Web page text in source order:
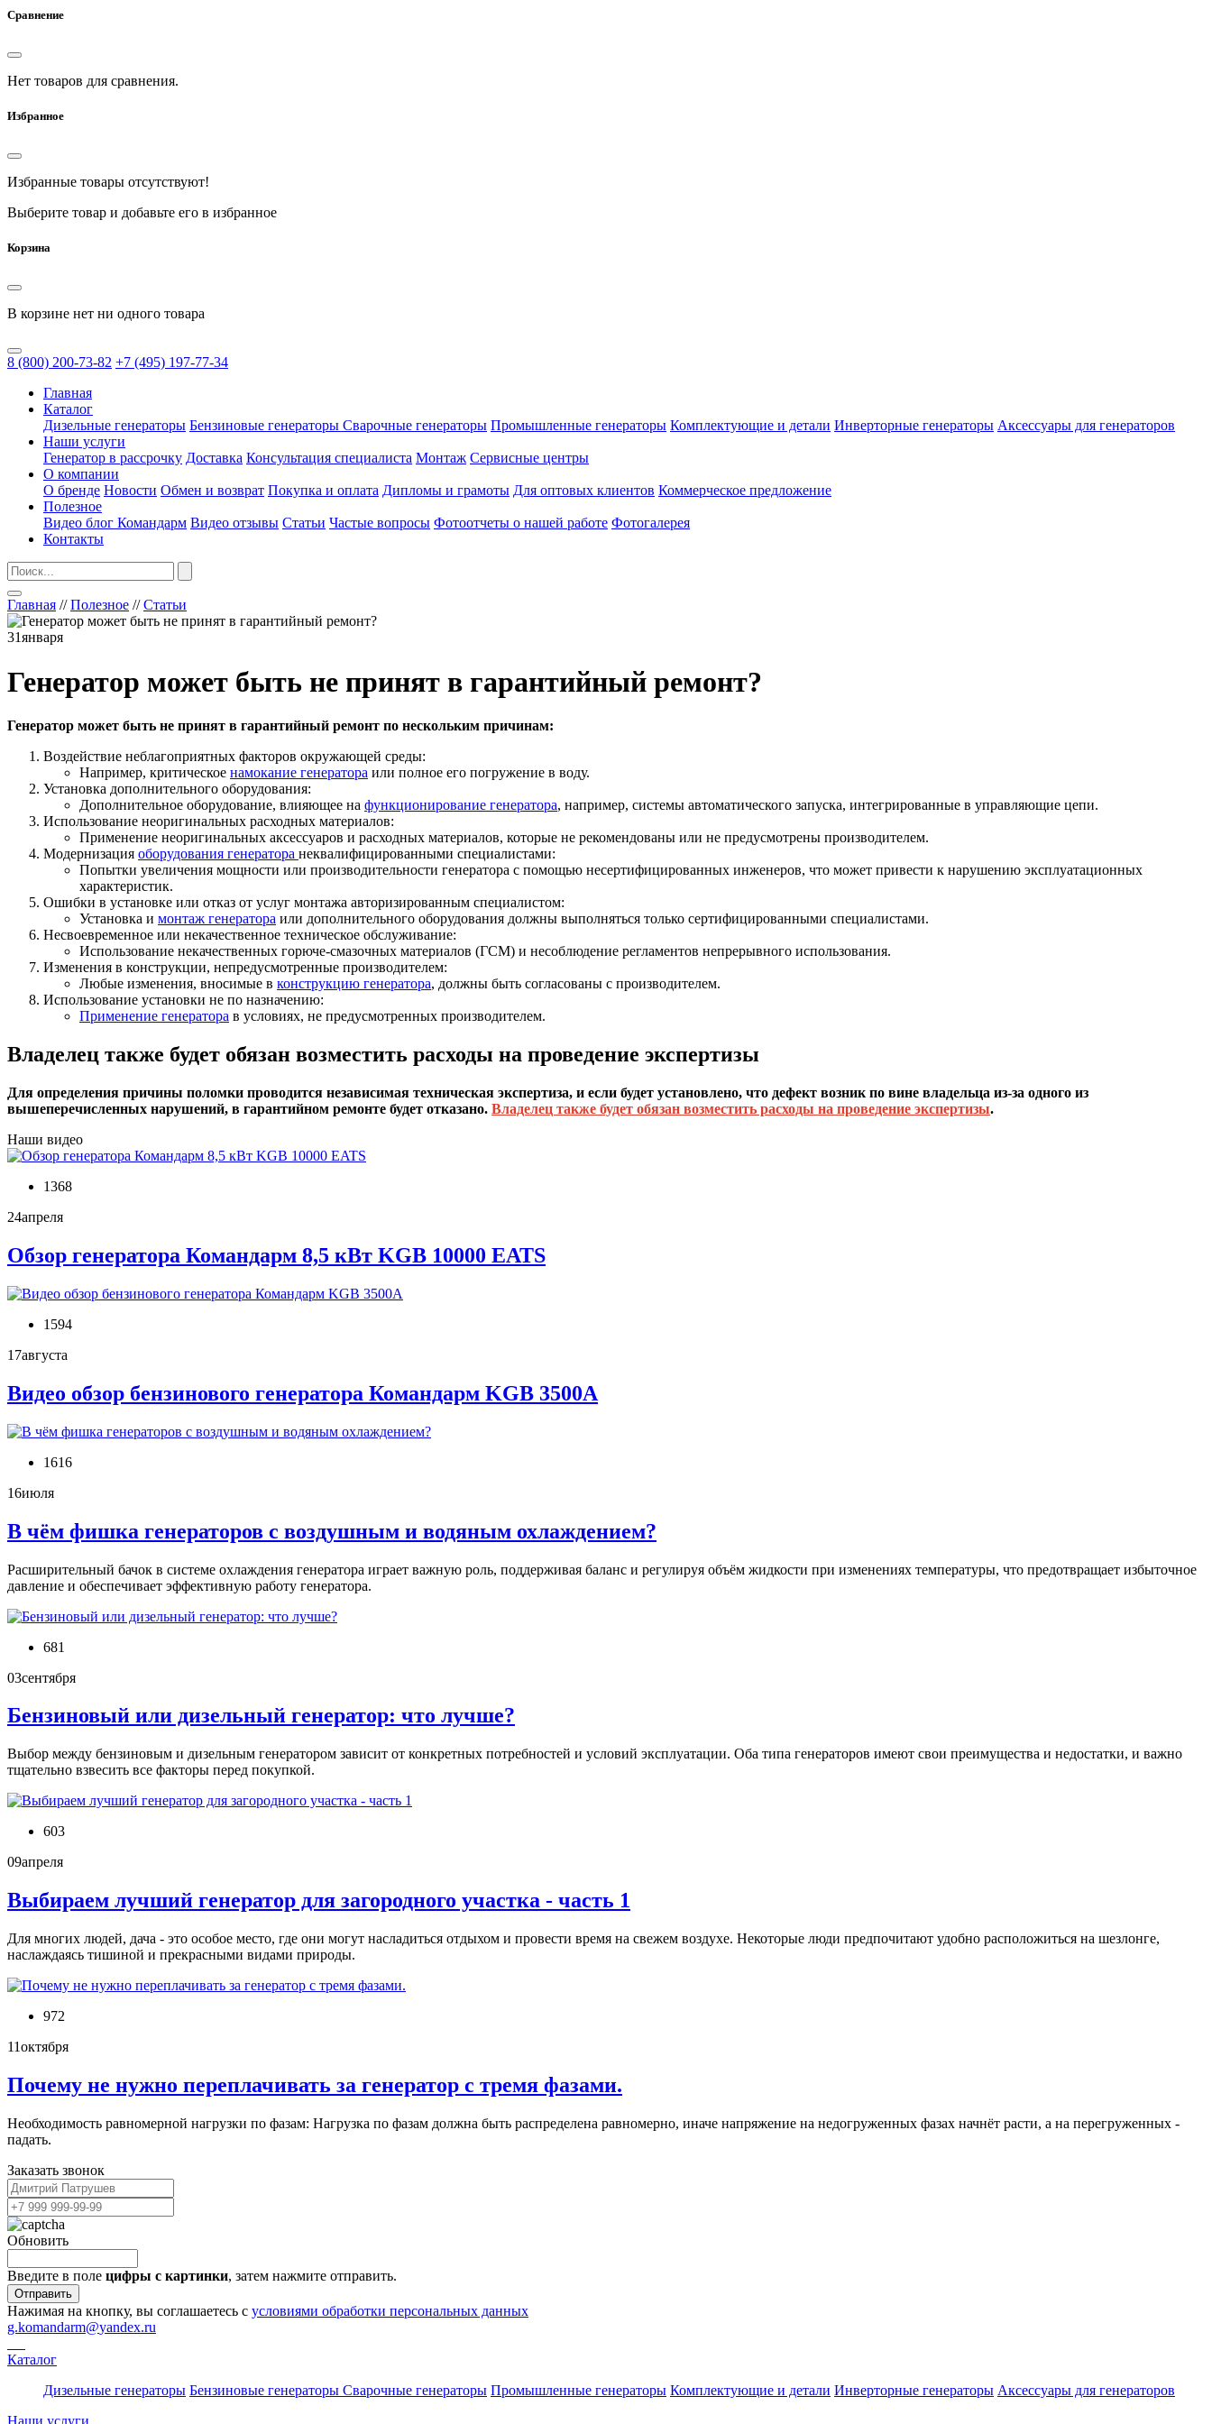
Сравнение
Нет товаров для сравнения.
Избранное
Избранные товары отсутствуют!
Выберите товар и добавьте его в избранное
Корзина
В корзине нет ни одного товара
8 (800) 200-73-82 +7 (495) 197-77-34
Главная
Каталог
Дизельные генераторы Бензиновые генераторы Сварочные генераторы Промышленные генераторы Комплектующие и детали Инверторные генераторы Аксессуары для генераторов
Наши услуги
Генератор в рассрочку Доставка Консультация специалиста Монтаж Сервисные центры
О компании
О бренде Новости Обмен и возврат Покупка и оплата Дипломы и грамоты Для оптовых клиентов Коммерческое предложение
Полезное
Видео блог Командарм Видео отзывы Статьи Частые вопросы Фотоотчеты о нашей работе Фотогалерея
Контакты
Главная //Полезное //Статьи
31января
Генератор может быть не принят в гарантийный ремонт?
Генератор может быть не принят в гарантийный ремонт по нескольким причинам:
Воздействие неблагоприятных факторов окружающей среды:
Например, критическое намокание генератора или полное его погружение в воду.
Установка дополнительного оборудования:
Дополнительное оборудование, влияющее на функционирование генератора, например, системы автоматического запуска, интегрированные в управляющие цепи.
Использование неоригинальных расходных материалов:
Применение неоригинальных аксессуаров и расходных материалов, которые не рекомендованы или не предусмотрены производителем.
Модернизация оборудования генератора неквалифицированными специалистами:
Попытки увеличения мощности или производительности генератора с помощью несертифицированных инженеров, что может привести к нарушению эксплуатационных
характеристик.
Ошибки в установке или отказ от услуг монтажа авторизированным специалистом:
Установка и монтаж генератора или дополнительного оборудования должны выполняться только сертифицированными специалистами.
Несвоевременное или некачественное техническое обслуживание:
Использование некачественных горюче-смазочных материалов (ГСМ) и несоблюдение регламентов непрерывного использования.
Изменения в конструкции, непредусмотренные производителем:
Любые изменения, вносимые в конструкцию генератора, должны быть согласованы с производителем.
Использование установки не по назначению:
Применение генератора в условиях, не предусмотренных производителем.
Владелец также будет обязан возместить расходы на проведение экспертизы
Для определения причины поломки проводится независимая техническая экспертиза, и если будет установлено, что дефект возник по вине владельца из-за одного из
вышеперечисленных нарушений, в гарантийном ремонте будет отказано. Владелец также будет обязан возместить расходы на проведение экспертизы.
Наши видео
1368
24апреля
Обзор генератора Командарм 8,5 кВт KGB 10000 EATS
1594
17августа
Видео обзор бензинового генератора Командарм KGB 3500A
1616
16июля
В чём фишка генераторов с воздушным и водяным охлаждением?
Расширительный бачок в системе охлаждения генератора играет важную роль, поддерживая баланс и регулируя объём жидкости при изменениях температуры, что предотвращает избыточное
давление и обеспечивает эффективную работу генератора.
681
03сентября
Бензиновый или дизельный генератор: что лучше?
Выбор между бензиновым и дизельным генератором зависит от конкретных потребностей и условий эксплуатации. Оба типа генераторов имеют свои преимущества и недостатки, и важно
тщательно взвесить все факторы перед покупкой.
603
09апреля
Выбираем лучший генератор для загородного участка - часть 1
Для многих людей, дача - это особое место, где они могут насладиться отдыхом и провести время на свежем воздухе. Некоторые люди предпочитают удобно расположиться на шезлонге,
наслаждаясь тишиной и прекрасными видами природы.
972
11октября
Почему не нужно переплачивать за генератор с тремя фазами.
Необходимость равномерной нагрузки по фазам: Нагрузка по фазам должна быть распределена равномерно, иначе напряжение на недогруженных фазах начнёт расти, а на перегруженных -
падать.
Заказать звонок
Обновить
Введите в поле цифры c картинки, затем нажмите отправить.
Отправить
Нажимая на кнопку, вы соглашаетесь с условиями обработки персональных данных
g.komandarm@yandex.ru
Каталог
Дизельные генераторы Бензиновые генераторы Сварочные генераторы Промышленные генераторы Комплектующие и детали Инверторные генераторы Аксессуары для генераторов
Наши услуги